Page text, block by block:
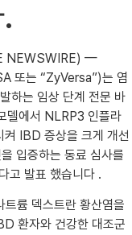
NEWSWIRE) —
또는 “ZyVersa”)는 염
하는 임상 단계 전문 바
델에서 NLRP3 인플라
켜 IBD 증상을 크게 개선
입증하는 동료 심사를
고 발표 했습니다 .
륨 덱스트란 황산염을
환자와 건강한 대조군